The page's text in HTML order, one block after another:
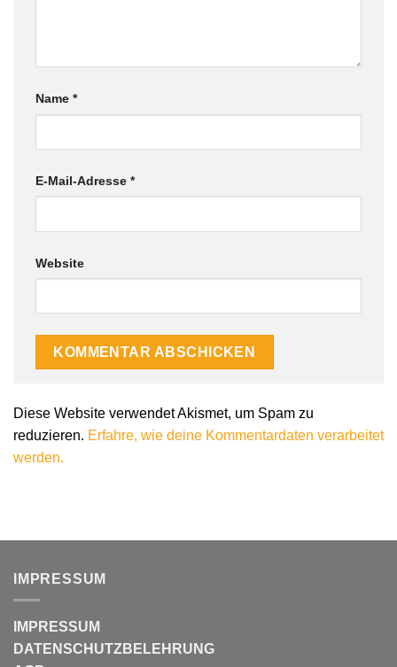
Name *
E-Mail-Adresse *
Website
Diese Website verwendet Akismet, um Spam zu
reduzieren. Erfahre, wie deine Kommentardaten verarbeitet
werden.
IMPRESSUM
IMPRESSUM
DATENSCHUTZBELEHRUNG